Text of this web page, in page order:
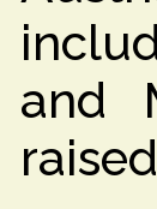
and